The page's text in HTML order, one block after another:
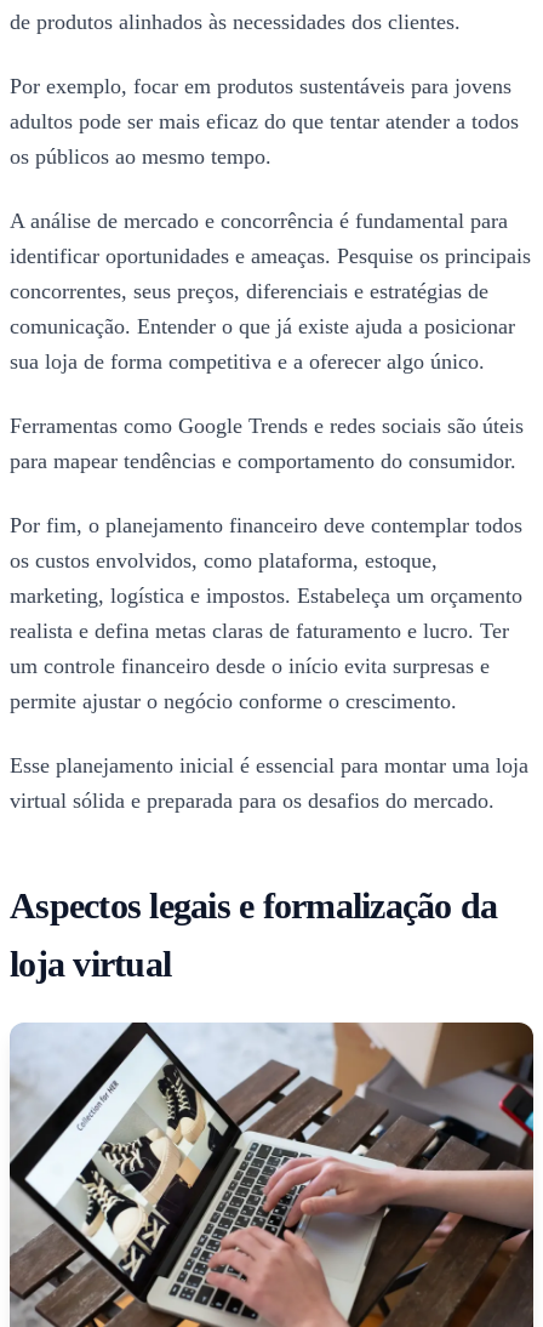
de produtos alinhados às necessidades dos clientes.
Por exemplo, focar em produtos sustentáveis para jovens
adultos pode ser mais eficaz do que tentar atender a todos
os públicos ao mesmo tempo.
A análise de mercado e concorrência é fundamental para
identificar oportunidades e ameaças. Pesquise os principais
concorrentes, seus preços, diferenciais e estratégias de
comunicação. Entender o que já existe ajuda a posicionar
sua loja de forma competitiva e a oferecer algo único.
Ferramentas como Google Trends e redes sociais são úteis
para mapear tendências e comportamento do consumidor.
Por fim, o planejamento financeiro deve contemplar todos
os custos envolvidos, como plataforma, estoque,
marketing, logística e impostos. Estabeleça um orçamento
realista e defina metas claras de faturamento e lucro. Ter
um controle financeiro desde o início evita surpresas e
permite ajustar o negócio conforme o crescimento.
Esse planejamento inicial é essencial para montar uma loja
virtual sólida e preparada para os desafios do mercado.
Aspectos legais e formalização da
loja virtual